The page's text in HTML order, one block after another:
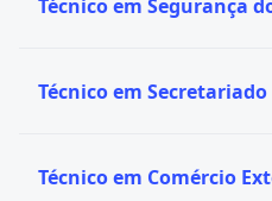
Técnico em Secretariado
Técnico em Comércio